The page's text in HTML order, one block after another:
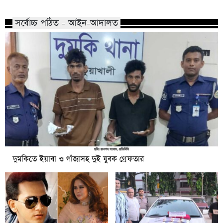
সর্বোচ্চ পঠিত - আইন-আদালত
দুমকিতে ইয়াবা ও গাঁজাসহ দুই যুবক গ্রেফতার